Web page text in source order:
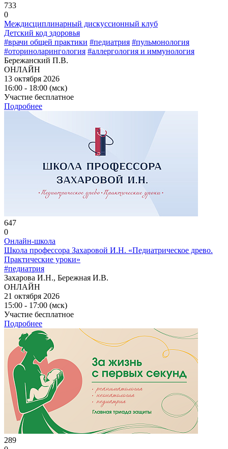
733
0
Междисциплинарный дискуссионный клуб
Детский код здоровья
#врачи общей практики #педиатрия #пульмонология
#оториноларингология #аллергология и иммунология
Бережанский П.В.
ОНЛАЙН
13 октября 2026
16:00 - 18:00 (мск)
Участие бесплатное
Подробнее
647
0
Онлайн-школа
Школа профессора Захаровой И.Н. «Педиатрическое древо.
Практические уроки»
#педиатрия
Захарова И.Н., Бережная И.В.
ОНЛАЙН
21 октября 2026
15:00 - 17:00 (мск)
Участие бесплатное
Подробнее
289